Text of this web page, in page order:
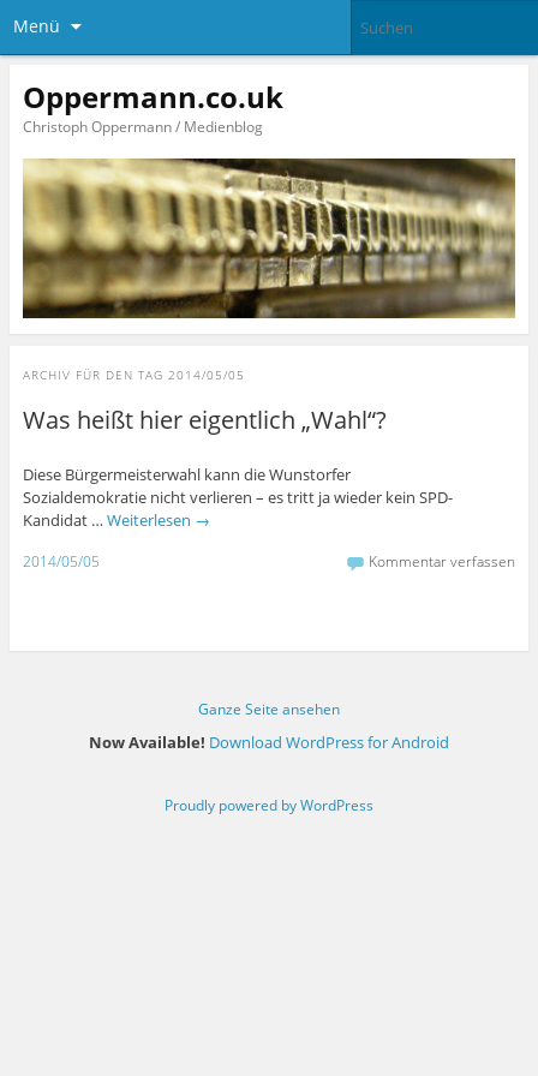
Menü
Oppermann.co.uk
Christoph Oppermann / Medienblog
ARCHIV FÜR DEN TAG 2014/05/05
Was heißt hier eigentlich „Wahl“?
Diese Bürgermeisterwahl kann die Wunstorfer
Sozialdemokratie nicht verlieren – es tritt ja wieder kein SPD-
Kandidat … Weiterlesen →
2014/05/05 Kommentar verfassen
Ganze Seite ansehen
Now Available! Download WordPress for Android
Proudly powered by WordPress